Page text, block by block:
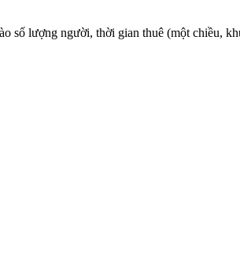
số lượng người, thời gian thuê (một chiều,